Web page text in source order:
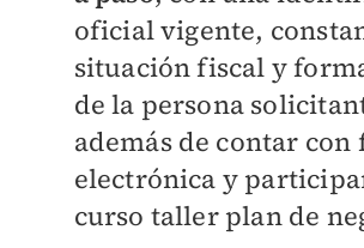
oficial vigente,
situación fiscal y
de la persona
además de contar
electrónica y
curso taller plan de